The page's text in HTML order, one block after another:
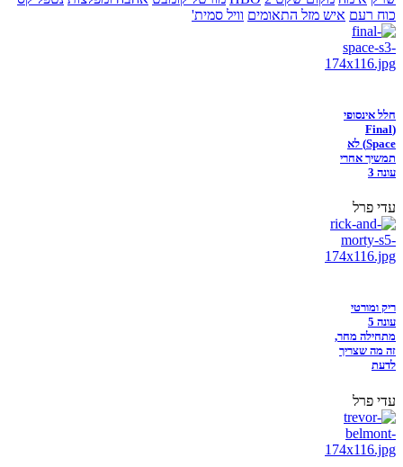
כוח רעם איש מזל התאומים וויל סמית'
חלל אינסופי
(Final
Space) לא
תמשיך אחרי
עונה 3
עדי פרל
ריק ומורטי
עונה 5
מתחילה מחר,
זה מה שצריך
לדעת
עדי פרל